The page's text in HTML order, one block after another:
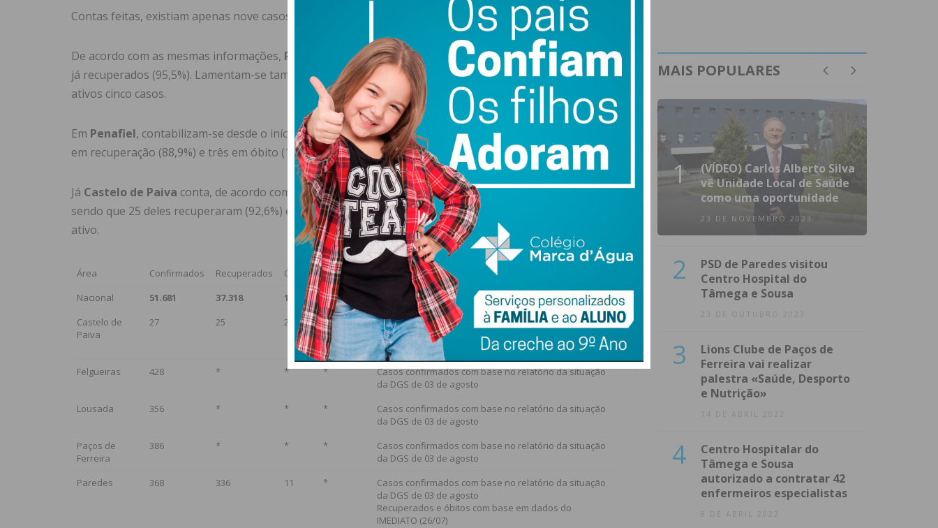
Contas feitas, existiam apenas nove casos ativos em Penafiel, Paredes e Castelo de Paiva.
De acordo com as mesmas informações, Paredes
regista 352 infetados desde o início da pandemia, 336
já recuperados (95,5%). Lamentam-se também 11 óbitos entre paredenses, uma taxa de 3,12%, e estão
ativos cinco casos.
Em Penafiel, contabilizam-se desde o início da pandemia 194 casos positivos. Desses, 187 resultaram
em recuperação (88,9%) e três em óbito (1,5%). Estão atualmente ativos quatro casos.
Já Castelo de Paiva conta, de acordo com os dados divulgados pela autarquia, 27 casos positivos,
sendo que 25 deles recuperaram (92,6%) e dois faleceram (7,40%). O concelho não tem qualquer caso
ativo.
Área Confirmados Recuperados Óbitos Suspeitos
Fonte
Nacional
51.681 37.318 1.739 448.517
Relatório da situação da DGS de 04 de agosto de 2020
Castelo de
Paiva
27 25 2 *
Casos confirmados,
recuperados e óbitos com base em dados da
autarquia (31/07)
Felgueiras
428 * * *
Casos confirmados com base no relatório da situação
da DGS de 03 de agosto
Lousada
356 * * *
Casos confirmados com base no relatório da situação
da DGS de 03 de agosto
Paços de
Ferreira
386 * * *
Casos confirmados com base no relatório da situação
da DGS de 03 de agosto
Paredes
368 336 11 *
Casos confirmados com base no relatório da situação
da DGS de 03 de agosto
Recuperados e óbitos com base em dados do
IMEDIATO (26/07)
MAIS POPULARES
1
(VÍDEO) Carlos Alberto Silva
vê Unidade Local de Saúde
como uma oportunidade
23 DE NOVEMBRO 2023
2
PSD de Paredes visitou
Centro Hospital do
Tâmega e Sousa
23 DE OUTUBRO 2023
3
Lions Clube de Paços de
Ferreira vai realizar
palestra «Saúde, Desporto
e Nutrição»
14 DE ABRIL 2022
4
Centro Hospitalar do
Tâmega e Sousa
autorizado a contratar 42
enfermeiros especialistas
8 DE ABRIL 2022